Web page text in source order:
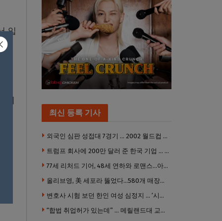
입
러
최신 등록 기사
외국인 심판 성접대 7경기 … 2002 월드컵 4강 신화도 흔들
트럼프 회사에 200만 달러 준 한국 기업 … 민주당 뇌물의혹 조사
77세 리처드 기어, 48세 연하와 로맨스…아들과 3살 차
올리브영, 美 세포라 뚫었다…580개 매장에 ‘K뷰티에딧’ 론칭
변호사 시험 보던 한인 여성 심정지 … ‘시험장측 대응 부적절’ 소송
“합법 취업허가 있는데” … 메릴랜드대 교수, 공항서 ICE에 체포, 구금 중